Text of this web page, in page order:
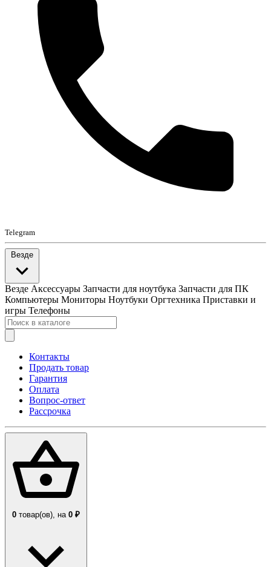
Telegram
Везде
Везде Аксессуары Запчасти для ноутбука Запчасти для ПК
Компьютеры Мониторы Ноутбуки Оргтехника Приставки и
игры Телефоны
Контакты
Продать товар
Гарантия
Оплата
Вопрос-ответ
Рассрочка
0 товар(ов), на 0 ₽